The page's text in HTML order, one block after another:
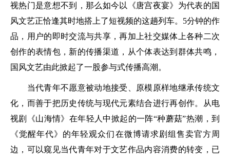
视热门是意想不到，那么如今以《唐宫夜宴》为代表的国
风文艺正恰逢其时地搭上了短视频的这趟列车。5分钟的作
品，用户的即时交流与共享，再加上社交媒体上各种二次
创作的表情包，新的传播渠道，从个体表达到群体共鸣，
国风文艺由此掀起了一股参与式传播高潮。
当代青年不愿意被动地接受、原模原样地继承传统文
化，而善于把历史传统与现代元素结合进行再创作。从电
视剧《山海情》在年轻人中掀起的一阵“种蘑菇”热潮，到
《觉醒年代》的年轻观众们在微博请求剧组售卖官方周
边，可以窥见当代青年对于文艺作品内容消费的转变，已